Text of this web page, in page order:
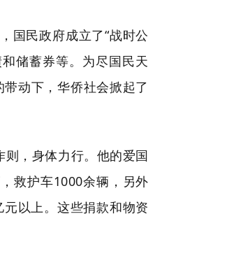
国民政府成立了“战时公
储蓄券等。为尽国民天
动下，华侨社会掀起了
，身体力行。他的爱国
救护车1000余辆，另外
以上。这些捐款和物资